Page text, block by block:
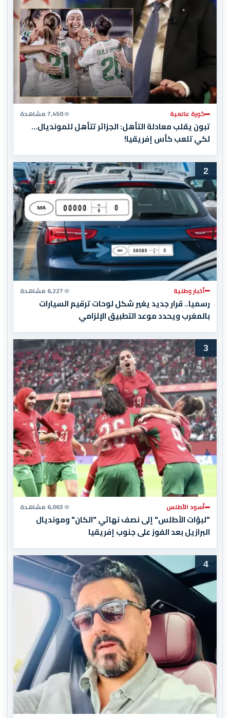
كورة عالمية 7,450 مشاهدة
تبون يقلب معادلة التأهل: الجزائر تتأهل للمونديال…
لكي تلعب كأس إفريقيا!
2
أخبار وطنية 6,227 مشاهدة
رسميا.. قرار جديد يغير شكل لوحات ترقيم السيارات
بالمغرب ويحدد موعد التطبيق الإلزامي
3
أسود الأطلس 6,063 مشاهدة
"لبؤات الأطلس" إلى نصف نهائي "الكان" ومونديال
البرازيل بعد الفوز على جنوب إفريقيا
4